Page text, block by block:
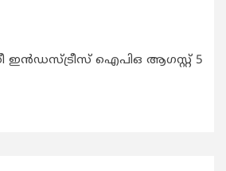
ഇൻഡസ്ട്രീസ് ഐപിഒ ആഗസ്റ്റ് 5